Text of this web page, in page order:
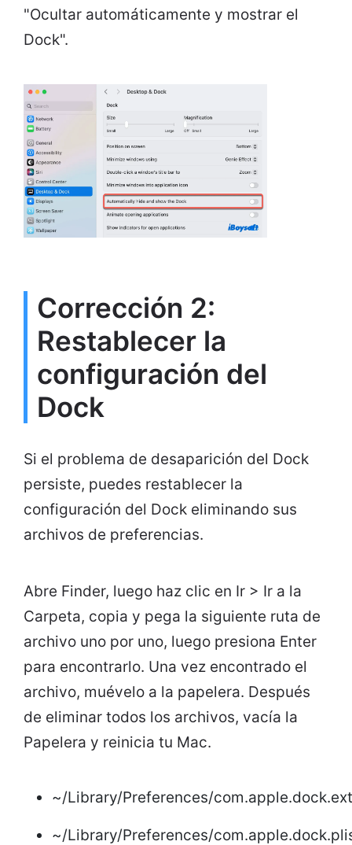
"Ocultar automáticamente y mostrar el
Dock".
Corrección 2:
Restablecer la
configuración del
Dock
Si el problema de desaparición del Dock
persiste, puedes restablecer la
configuración del Dock eliminando sus
archivos de preferencias.
Abre Finder, luego haz clic en Ir > Ir a la
Carpeta, copia y pega la siguiente ruta de
archivo uno por uno, luego presiona Enter
para encontrarlo. Una vez encontrado el
archivo, muévelo a la papelera. Después
de eliminar todos los archivos, vacía la
Papelera y reinicia tu Mac.
~/Library/Preferences/
~/Library/Preferences/